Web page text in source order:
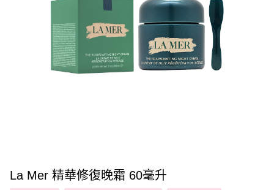
La Mer 精華修復晚霜 60毫升